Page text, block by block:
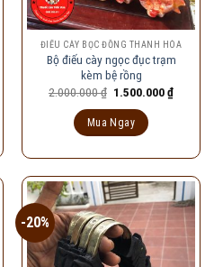
ĐIẾU CÀY BỌC ĐỒNG THANH HÓA
Bộ điếu cày ngọc đục trạm
kèm bệ rồng
2.000.000₫ Giá
2.000.000 ₫.
1.500.000₫Giá
Mua Ngay
-20%